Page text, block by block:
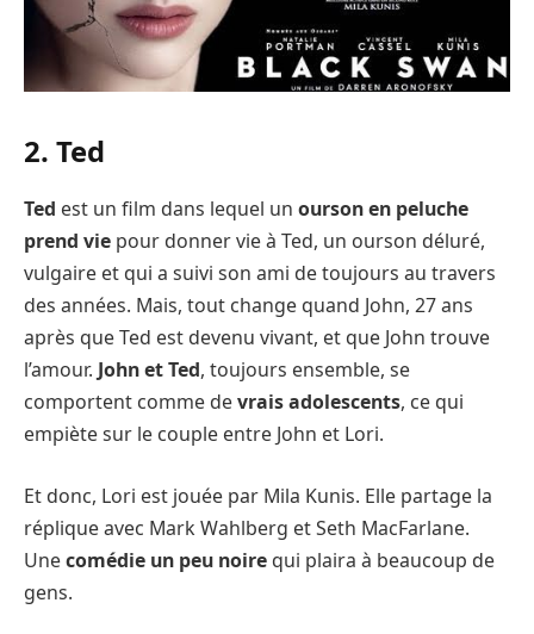
2. Ted
Ted est un film dans lequel un ourson en peluche
prend vie pour donner vie à Ted, un ourson déluré,
vulgaire et qui a suivi son ami de toujours au travers
des années. Mais, tout change quand John, 27 ans
après que Ted est devenu vivant, et que John trouve
l’amour. John et Ted, toujours ensemble, se
comportent comme devrais adolescents, ce qui
empiète sur le couple entre John et Lori.
Et donc, Lori est jouée par Mila Kunis. Elle partage la
réplique avec Mark Wahlberg et Seth MacFarlane.
Unecomédie un peu noire qui plaira à beaucoup de
gens.